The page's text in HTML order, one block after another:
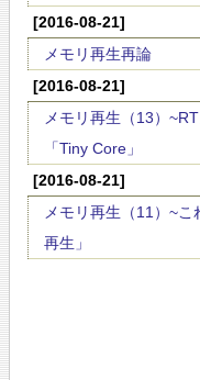
[2016-08-21]
メモリ再生再論
[2016-08-21]
メモリ再生（13）
「Tiny Core」
[2016-08-21]
メモリ再生（11）~
再生」